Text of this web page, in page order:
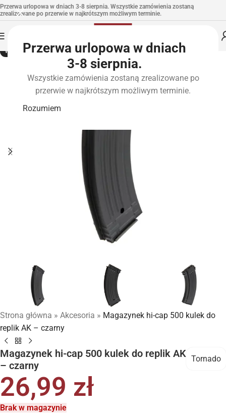
Przerwa urlopowa w dniach
3-8 sierpnia.
Wszystkie zamówienia zostaną zrealizowane po
przerwie w najkrótszym możliwym terminie.
Rozumiem
Przerwa urlopowa w dniach 3-8 sierpnia. Wszystkie zamówienia zostaną
zrealizowane po przerwie w najkrótszym możliwym terminie.
WYPRZEDANE
Strona główna » Akcesoria » Magazynek hi-cap 500 kulek do
replik AK – czarny
Magazynek hi-cap 500 kulek do replik AK
– czarny
Tornado
26,99 zł
Brak w magazynie